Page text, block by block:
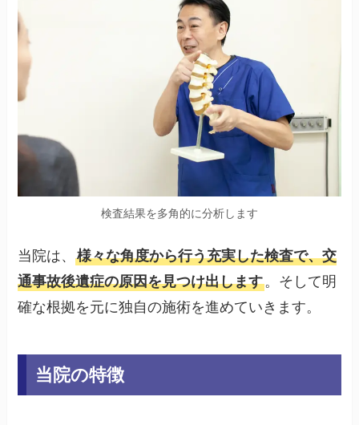
検査結果を多角的に分析します
当院は、様々な角度から行う充実した検査で、交
通事故後遺症の原因を見つけ出します。そして明
確な根拠を元に独自の施術を進めていきます。
当院の特徴